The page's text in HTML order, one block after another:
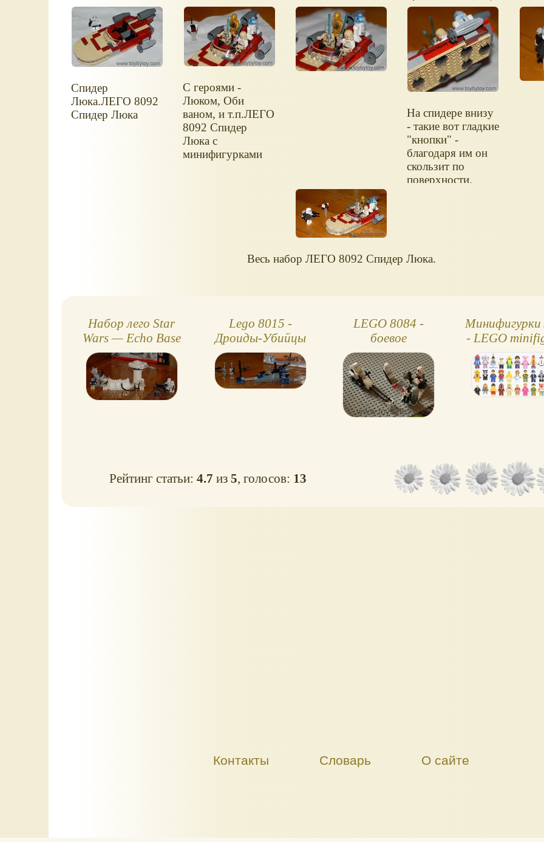
на прозрачной
подставке (как
будто летает).
Спидер
Люка.ЛЕГО 8092
Спидер Люка
С героями -
Люком, Оби
ваном, и т.п.ЛЕГО
8092 Спидер
Люка с
минифигурками
На спидере внизу
- такие вот гладкие
"кнопки" -
благодаря им он
скользит по
поверхности.
Весь набор ЛЕГО 8092 Спидер Люка.
Набор лего Star
Wars — Echo Base
Lego 8015 -
Дроиды-Убийцы
LEGO 8084 -
боевое
подразделение
снежных
штурмовиков
Минифигурки
- LEGO
Рейтинг статьи:4.7 из5, голосов: 13
Контакты Словарь О сайте